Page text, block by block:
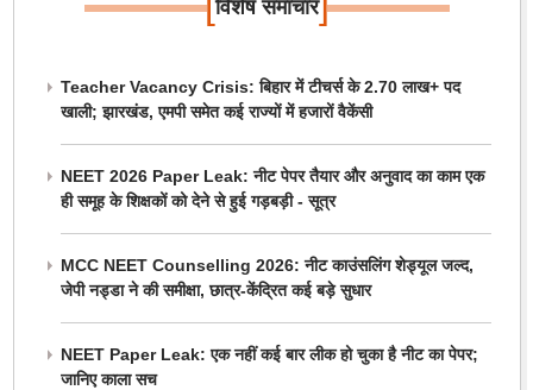
विशेष समाचार
Teacher Vacancy Crisis: बिहार में टीचर्स के 2.70 लाख+ पद
खाली; झारखंड, एमपी समेत कई राज्यों में हजारों वैकेंसी
NEET 2026 Paper Leak: नीट पेपर तैयार और अनुवाद का काम एक
ही समूह के शिक्षकों को देने से हुई गड़बड़ी - सूत्र
MCC NEET Counselling 2026: नीट काउंसलिंग शेड्यूल जल्द,
जेपी नड्डा ने की समीक्षा, छात्र-केंद्रित कई बड़े सुधार
NEET Paper Leak: एक नहीं कई बार लीक हो चुका है नीट का पेपर;
जानिए काला सच